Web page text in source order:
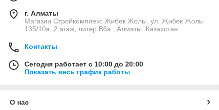
г. Алматы
Магазин Стройкомплекс Жибек Жолы, ул. Жибек Жолы
135/10а, 2 этаж, литер В6а., Алматы, Казахстан
Контакты
Сегодня работает с 10:00 до 20:00
Показать весь график работы
О нас